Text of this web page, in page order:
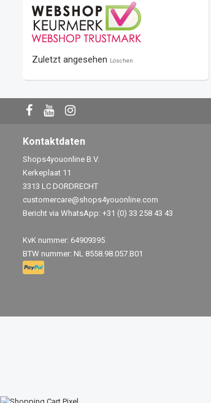
Zuletzt angesehen Löschen
Kontaktdaten
Shops4youonline B.V.
Kerkeplaat 11
3313 LC DORDRECHT
customercare@shops4youonline.com
Bericht via WhatsApp: +31 (0) 33 258 43 43
KvK nummer: 64909395
BTW nummer: NL 8558.98.057.B01